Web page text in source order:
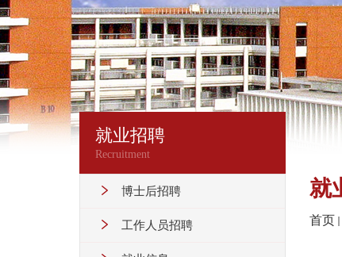
就业招聘
Recruitment
博士后招聘
工作人员招聘
就
首页